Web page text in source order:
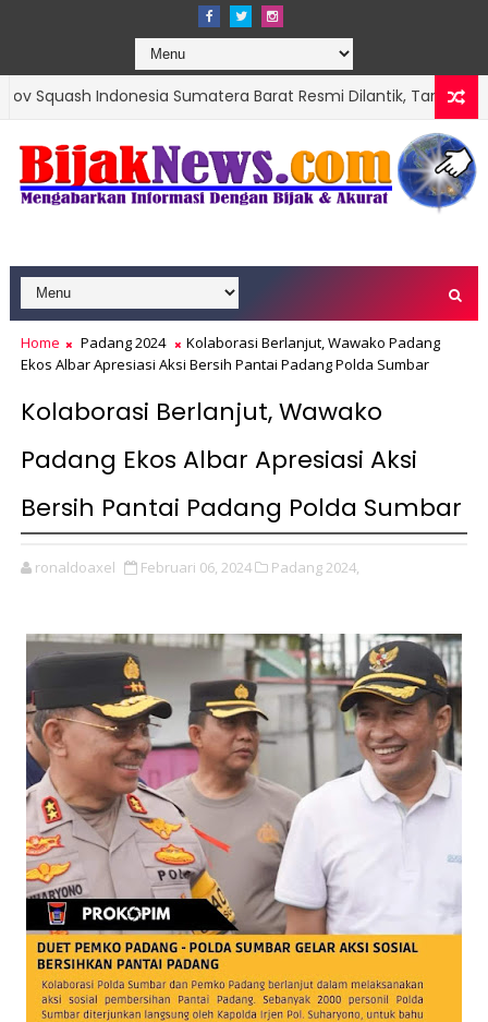
Sumatera Barat Resmi Dilantik, Targetkan Organisasi
Home Padang 2024
Kolaborasi Berlanjut, Wawako Padang
Ekos Albar Apresiasi Aksi Bersih Pantai Padang Polda Sumbar
Kolaborasi Berlanjut, Wawako
Padang Ekos Albar Apresiasi Aksi
Bersih Pantai Padang Polda Sumbar
ronaldoaxel Februari 06, 2024 Padang 2024,